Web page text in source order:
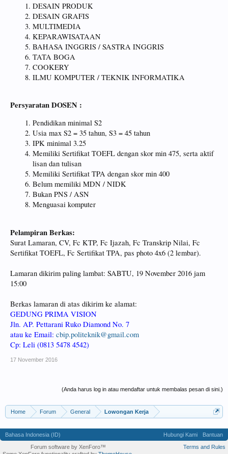
DESAIN PRODUK
DESAIN GRAFIS
MULTIMEDIA
KEPARAWISATAAN
BAHASA INGGRIS / SASTRA INGGRIS
TATA BOGA
COOKERY
ILMU KOMPUTER / TEKNIK INFORMATIKA
Persyaratan DOSEN :
Pendidikan minimal S2
Usia max S2 = 35 tahun, S3 = 45 tahun
IPK minimal 3.25
Memiliki Sertifikat TOEFL dengan skor min 475, serta aktif
lisan dan tulisan
Memiliki Sertifikat TPA dengan skor min 400
Belum memiliki MDN / NIDK
Bukan PNS / ASN
Menguasai komputer
Pelampiran Berkas:
Surat Lamaran, CV, Fc KTP, Fc Ijazah, Fc Transkrip Nilai, Fc
Sertifikat TOEFL, Fc Sertifikat TPA, pas photo 4x6 (2 lembar).
Lamaran dikirim paling lambat: SABTU, 19 November 2016 jam
15:00
Berkas lamaran di atas dikirim ke alamat:
GEDUNG PRIMA VISION
Jln. AP. Pettarani Ruko Diamond No. 7
atau ke Email: cbip.politeknik@gmail.com
Cp: Leli (0813 5478 4542)
17 November 2016
(Anda harus log in atau mendaftar untuk membalas pesan di sini.)
Home Forum General Lowongan Kerja
Bahasa Indonesia (ID) Hubungi Kami
Bantuan
Terms and Rules
Forum software by XenForo™